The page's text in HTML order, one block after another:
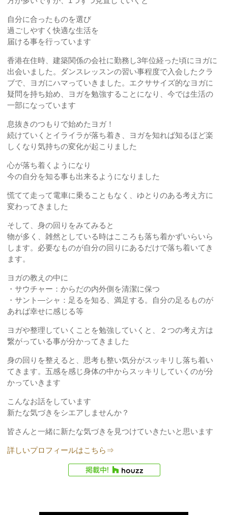
自分に合ったものを選び
過ごしやすく快適な生活を
届ける事を行っています
香港在住時、建築関係の会社に勤務し3年位経った頃にヨガに
出会いました。ダンスレッスンの習い事程度で入会したクラ
ブで、ヨガにハマっていきました。エクササイズ的なヨガに
疑問を持ち始め、ヨガを勉強することになり、今では生活の
一部になっています
息抜きのつもりで始めたヨガ！
続けていくとイライラが落ち着き、ヨガを知れば知るほど楽
しくなり気持ちの変化が起こりました
心が落ち着くようになり
今の自分を知る事も出来るようになりました
慌てて走って電車に乗ることもなく、ゆとりのある考え方に
変わってきました
そして、身の回りをみてみると
物が多く、雑然としている時はこころも落ち着かずいらいら
します。必要なものが自分の回りにあるだけで落ち着いてき
ます。
ヨガの教えの中に
・サウチャー：からだの内外側を清潔に保つ
・サント―シャ：足るを知る、満足する。自分の足るものが
あれば幸せに感じる等
ヨガや整理していくことを勉強していくと、２つの考え方は
繋がっている事が分かってきました
身の回りを整えると、思考も整い気分がスッキリし落ち着い
てきます。五感を感じ身体の中からスッキリしていくのが分
かっていきます
こんなお話をしています
新たな気づきをシエアしませんか？
皆さんと一緒に新たな気づきを見つけていきたいと思います
詳しいプロフィールはこちら⇒